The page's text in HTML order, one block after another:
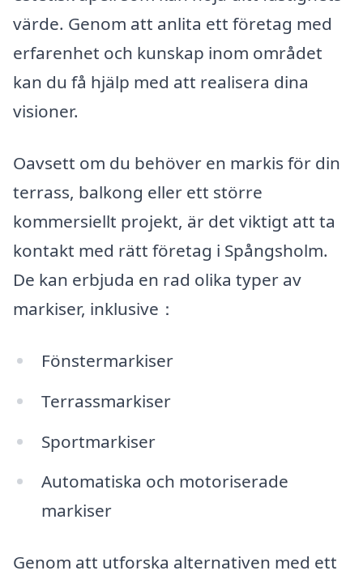
värde. Genom att anlita ett företag med
erfarenhet och kunskap inom området
kan du få hjälp med att realisera dina
visioner.
Oavsett om du behöver en markis för din
terrass, balkong eller ett större
kommersiellt projekt, är det viktigt att ta
kontakt med rätt företag i Spångsholm.
De kan erbjuda en rad olika typer av
markiser, inklusive：
Fönstermarkiser
Terrassmarkiser
Sportmarkiser
Automatiska och motoriserade
markiser
Genom att utforska alternativen med ett